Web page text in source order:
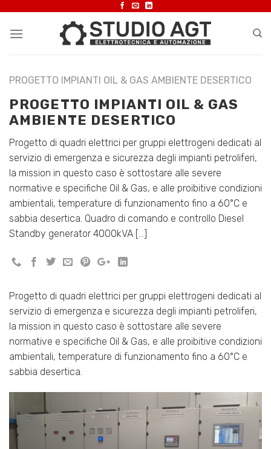
content
PROGETTO IMPIANTI OIL & GAS AMBIENTE DESERTICO
PROGETTO IMPIANTI OIL & GAS
AMBIENTE DESERTICO
Progetto di quadri elettrici per gruppi elettrogeni dedicati al
servizio di emergenza e sicurezza degli impianti petroliferi,
la mission in questo caso è sottostare alle severe
normative e specifiche Oil & Gas, e alle proibitive condizioni
ambientali, temperature di funzionamento fino a 60°C e
sabbia desertica. Quadro di comando e controllo Diesel
Standby generator 4000kVA […]
Progetto di quadri elettrici per gruppi elettrogeni dedicati al
servizio di emergenza e sicurezza degli impianti petroliferi,
la mission in questo caso è sottostare alle severe
normative e specifiche Oil & Gas, e alle proibitive condizioni
ambientali, temperature di funzionamento fino a 60°C e
sabbia desertica.